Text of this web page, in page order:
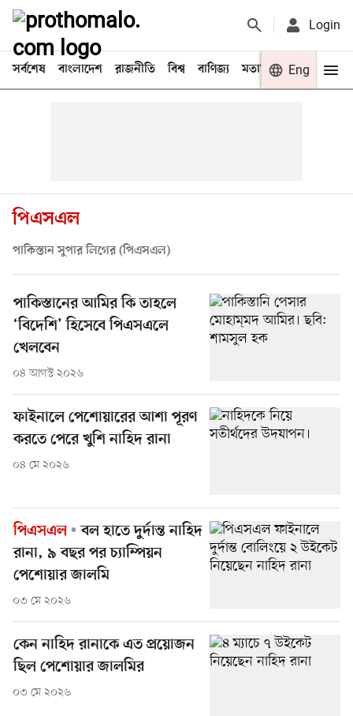
Login
সর্বশেষ বাংলাদেশ রাজনীতি বিশ্ব বাণিজ্য মতামত খেলা
Eng
পিএসএল
পাকিস্তান সুপার লিগের (পিএসএল)
পাকিস্তানের আমির কি তাহলে
‘বিদেশি’ হিসেবে পিএসএলে
খেলবেন
০৪ আগস্ট ২০২৬
ফাইনালে পেশোয়ারের আশা পূরণ
করতে পেরে খুশি নাহিদ রানা
০৪ মে ২০২৬
পিএসএল
বল হাতে দুর্দান্ত নাহিদ
রানা, ৯ বছর পর চ্যাম্পিয়ন
পেশোয়ার জালমি
০৩ মে ২০২৬
কেন নাহিদ রানাকে এত প্রয়োজন
ছিল পেশোয়ার জালমির
০৩ মে ২০২৬